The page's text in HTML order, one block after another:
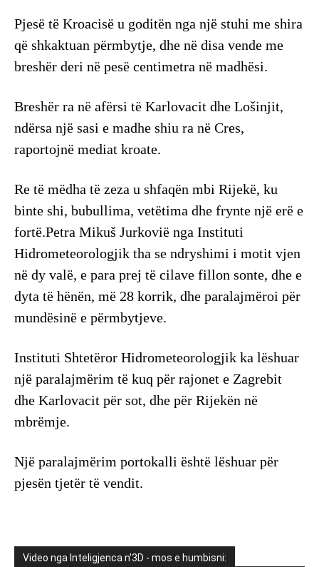
Pjesë të Kroacisë u goditën nga një stuhi me shira
që shkaktuan përmbytje, dhe në disa vende me
breshër deri në pesë centimetra në madhësi.
Breshër ra në afërsi të Karlovacit dhe Lošinjit,
ndërsa një sasi e madhe shiu ra në Cres,
raportojnë mediat kroate.
Re të mëdha të zeza u shfaqën mbi Rijekë, ku
binte shi, bubullima, vetëtima dhe frynte një erë e
fortë.Petra Mikuš Jurkovië nga Instituti
Hidrometeorologjik tha se ndryshimi i motit vjen
në dy valë, e para prej të cilave fillon sonte, dhe e
dyta të hënën, më 28 korrik, dhe paralajmëroi për
mundësinë e përmbytjeve.
Instituti Shtetëror Hidrometeorologjik ka lëshuar
një paralajmërim të kuq për rajonet e Zagrebit
dhe Karlovacit për sot, dhe për Rijekën në
mbrëmje.
Një paralajmërim portokalli është lëshuar për
pjesën tjetër të vendit.
Video nga Inteligjenca n'3D - mos e humbisni: